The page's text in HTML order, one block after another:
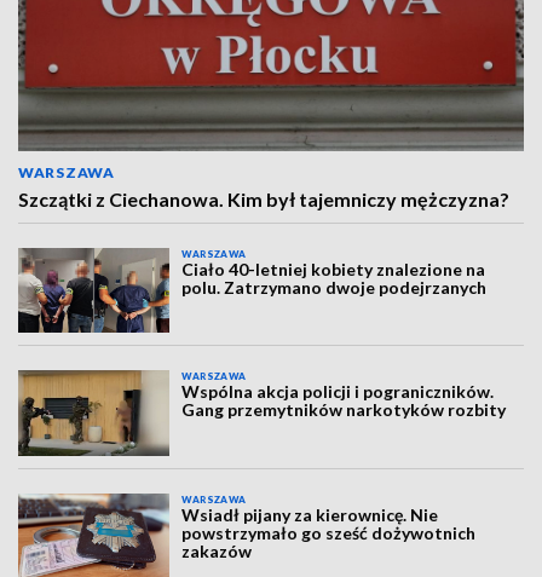
WARSZAWA
Szczątki z Ciechanowa. Kim był tajemniczy mężczyzna?
WARSZAWA
Ciało 40-letniej kobiety znalezione na
polu. Zatrzymano dwoje podejrzanych
WARSZAWA
Wspólna akcja policji i pograniczników.
Gang przemytników narkotyków rozbity
WARSZAWA
Wsiadł pijany za kierownicę. Nie
powstrzymało go sześć dożywotnich
zakazów